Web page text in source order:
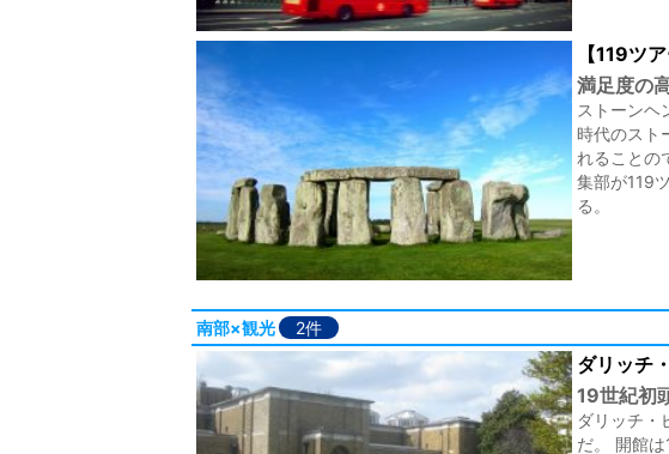
【119ツ
満足度の
ストーンヘ
時代のスト
れることの
集部が119
る。
南部×観光 2件
ダリッチ
19世紀初
ダリッチ・
だ。 開館